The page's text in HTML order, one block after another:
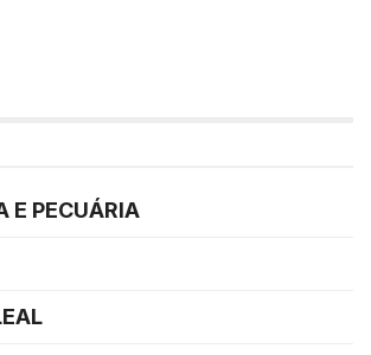
E PECUÁRIA